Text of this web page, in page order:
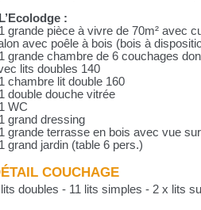
:
grande pièce à vivre de 70m² avec
avec poêle à bois (bois à
grande chambre de 6 couchages
lits doubles 140
chambre lit double 160
double douche vitrée
WC
grand dressing
grande terrasse en bois avec vue
grand jardin (table 6 pers.)
COUCHAGE
doubles - 11 lits simples - 2 x lits